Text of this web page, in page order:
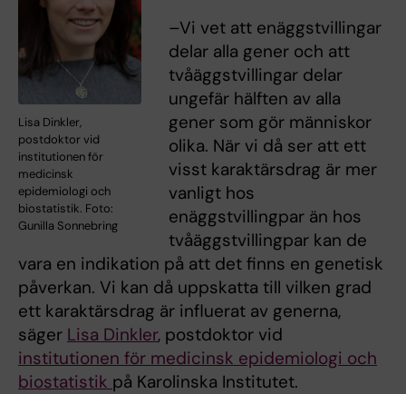
Lisa Dinkler,
postdoktor vid
institutionen för
medicinsk
epidemiologi och
biostatistik. Foto:
Gunilla Sonnebring
–Vi vet att enäggstvillingar
delar alla gener och att
tvåäggstvillingar delar
ungefär hälften av alla
gener som gör människor
olika. När vi då ser att ett
visst karaktärsdrag är mer
vanligt hos
enäggstvillingpar än hos
tvåäggstvillingpar kan de
vara en indikation på att det finns en genetisk
påverkan. Vi kan då uppskatta till vilken grad
ett karaktärsdrag är influerat av generna,
säger Lisa Dinkler, postdoktor vid
institutionen för medicinsk epidemiologi och
biostatistik på Karolinska Institutet.